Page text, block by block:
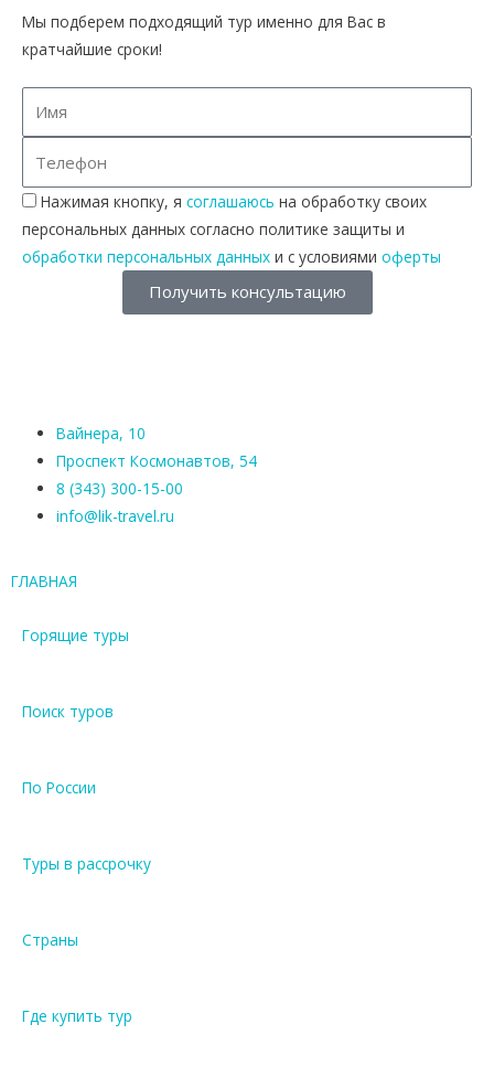
Мы подберем подходящий тур именно для Вас в
кратчайшие сроки!
Нажимая кнопку, я соглашаюсь на обработку своих
персональных данных согласно политике защиты и
обработки персональных данных и с условиями оферты
Получить консультацию
Вайнера, 10
Проспект Космонавтов, 54
8 (343) 300-15-00
info@lik-travel.ru
ГЛАВНАЯ
Горящие туры
Поиск туров
По России
Туры в рассрочку
Страны
Где купить тур